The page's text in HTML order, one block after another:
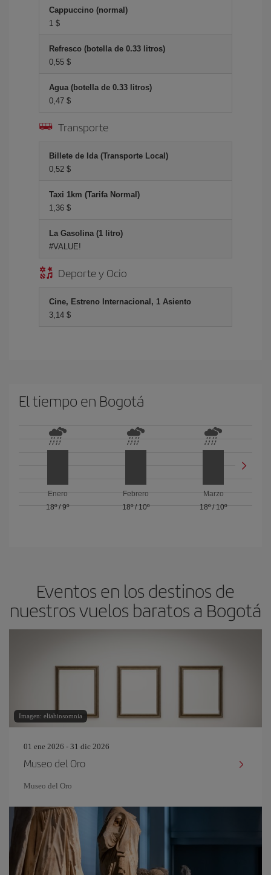
Cappuccino (normal)
1 $
Refresco (botella de 0.33 litros)
0,55 $
Agua (botella de 0.33 litros)
0,47 $
Transporte
Billete de Ida (Transporte Local)
0,52 $
Taxi 1km (Tarifa Normal)
1,36 $
La Gasolina (1 litro)
#VALUE!
Deporte y Ocio
Cine, Estreno Internacional, 1 Asiento
3,14 $
El tiempo en Bogotá
Enero
18º/9º
Febrero
18º/ 10º
Marzo
18º/ 10º
Eventos en los destinos de
nuestros vuelos baratos a Bogotá
Imagen: eliahinsomnia
01 ene 2026 - 31 dic 2026
Museo del Oro
Museo del Oro